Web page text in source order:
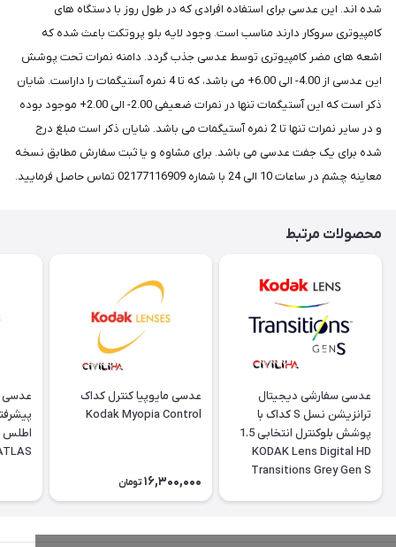
شده اند. این عدسی برای استفاده افرادی که در طول روز با دستگاه های
کامپیوتری سروکار دارند مناسب است. وجود لایه بلو پروتکت باعث شده که
اشعه های مضر کامپیوتری توسط عدسی جذب گردد. دامنه نمرات تحت پوشش
این عدسی از 4.00- الی 6.00+ می باشد، که تا 4 نمره آستیگمات را داراست. شایان
ذکر است که این آستیگمات تنها در نمرات ضعیفی 2.00- الی 2.00+ موجود بوده
و در سایر نمرات تنها تا 2 نمره آستیگمات می باشد. شایان ذکر است مبلغ درج
شده برای یک جفت عدسی می باشد. برای مشاوه و یا ثبت سفارش مطابق نسخه
معاینه چشم در ساعات 10 الی 24 با شماره 02177116909 تماس حاصل فرمایید.
محصولات مرتبط
عدسی سفارشی دیجیتال
ترانزیشن نسل S کداک با
پوشش بلوکنترل انتخابی 1.5
KODAK Lens Digital HD
Transitions Grey Gen S
عدسی مایوپیا کنترل کداک
Kodak Myopia Control
16,300,000 تومان
عدسی